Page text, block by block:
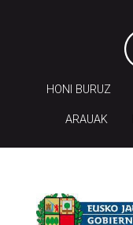
HONI BURUZ
ARAUAK